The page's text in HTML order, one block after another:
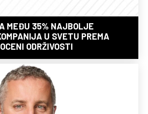
MEĐU 35% NAJBOLJE
U SVETU PREMA
ODRŽIVOSTI